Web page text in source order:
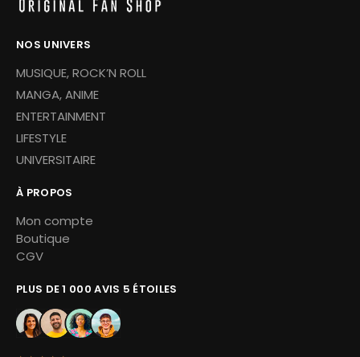
NOS UNIVERS
MUSIQUE, ROCK’N ROLL
MANGA, ANIME
ENTERTAINMENT
LIFESTYLE
UNIVERSITAIRE
À PROPOS
Mon compte
Boutique
CGV
PLUS DE 1 000 AVIS 5 ÉTOILES